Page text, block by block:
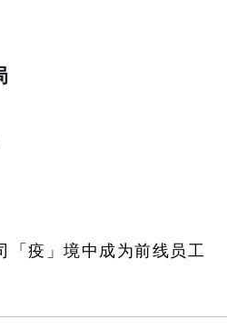
「疫」境中成为前线员工